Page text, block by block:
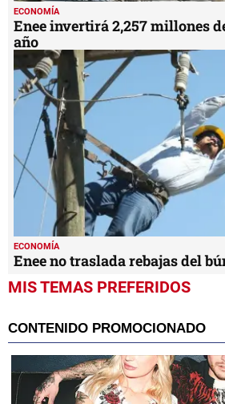
ECONOMÍA
Enee no traslada rebajas del
MIS TEMAS PREFERIDOS